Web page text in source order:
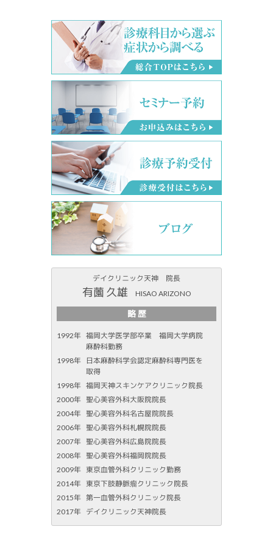
デイクリニック天神 院長
有薗 久雄 HISAO ARIZONO
略 歴
1992年 福岡大学医学部卒業 福岡大学病院
麻酔科勤務
1998年
日本麻酔科学会認定麻酔科専門医を
取得
1998年 福岡天神スキンケアクリニック院長
2000年 聖心美容外科大阪院院長
2004年 聖心美容外科名古屋院院長
2006年 聖心美容外科札幌院院長
2007年 聖心美容外科広島院院長
2008年 聖心美容外科福岡院院長
2009年 東京血管外科クリニック勤務
2014年 東京下肢静脈瘤クリニック院長
2015年 第一血管外科クリニック院長
2017年 デイクリニック天神院長